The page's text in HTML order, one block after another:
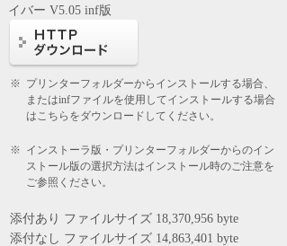
イバー V5.05 inf版
※ プリンターフォルダーからインストールする場合、
またはinfファイルを使用してインストールする場合
はこちらをダウンロードしてください。
※ インストーラ版・プリンターフォルダーからのイン
ストール版の選択方法はインストール時のご注意を
ご参照ください。
添付あり ファイルサイズ 18,370,956 byte
添付なし ファイルサイズ 14,863,401 byte